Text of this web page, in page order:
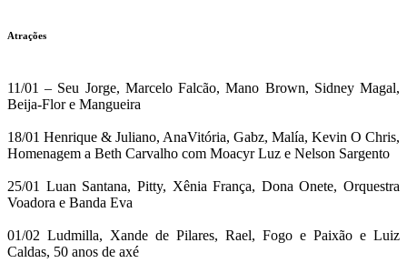
Atrações
11/01 – Seu Jorge, Marcelo Falcão, Mano Brown, Sidney Magal,
Beija-Flor e Mangueira
18/01 Henrique & Juliano, AnaVitória, Gabz, Malía, Kevin O Chris,
Homenagem a Beth Carvalho com Moacyr Luz e Nelson Sargento
25/01 Luan Santana, Pitty, Xênia França, Dona Onete, Orquestra
Voadora e Banda Eva
01/02 Ludmilla, Xande de Pilares, Rael, Fogo e Paixão e Luiz
Caldas, 50 anos de axé